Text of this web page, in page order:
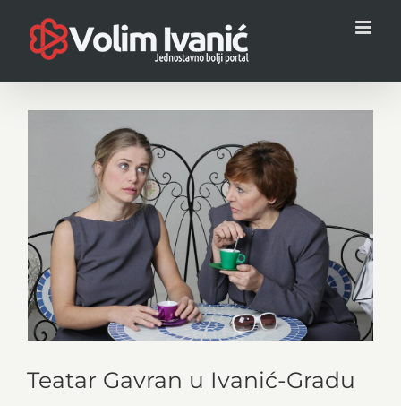
content
Teatar Gavran u Ivanić-Gradu